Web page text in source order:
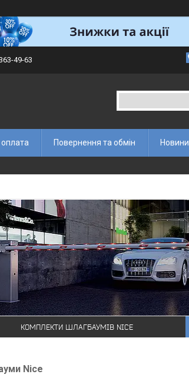
49-63
Повернення та обмін Новини
КОМПЛЕКТИ ШЛАГБАУМІВ NICE
Nice